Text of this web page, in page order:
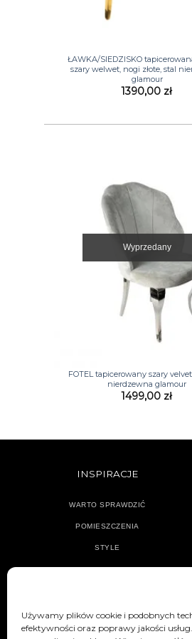
Używamy plików cookie i podobnych
efektywności oraz poprawy jakości
ŁAWKA/SIEDZISKO
szary welwet, nogi złote, stal
glamour
1390,00 zł
Wyprzedany
FOTEL tapicerowany szary
nierdzewna glamour
1499,00 zł
INSPIRACJE
WARTO SPRAWDZIĆ
POMIESZCZENIA
STYLE